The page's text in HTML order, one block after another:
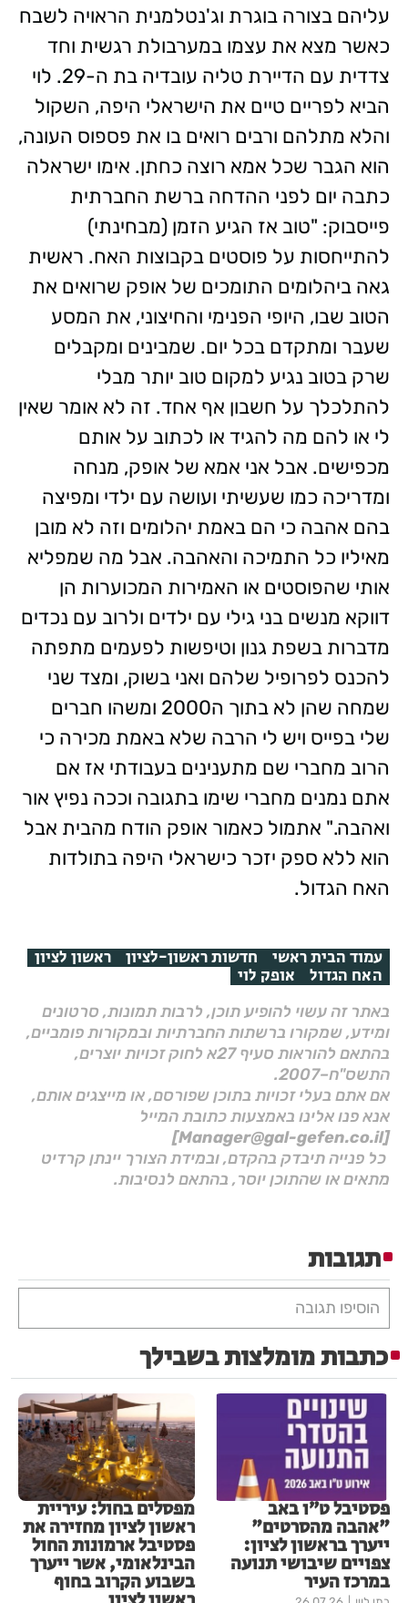
עליהם בצורה בוגרת וג'נטלמנית הראויה לשבח
כאשר מצא את עצמו במערבולת רגשית וחד
צדדית עם הדיירת טליה עובדיה בת ה-29. לוי
הביא לפריים טיים את הישראלי היפה, השקול
והלא מתלהם ורבים רואים בו את פספוס העונה,
הוא הגבר שכל אמא רוצה כחתן. אימו ישראלה
כתבה יום לפני ההדחה ברשת החברתית
פייסבוק: "טוב אז הגיע הזמן (מבחינתי)
להתייחסות על פוסטים בקבוצות האח. ראשית
גאה ביהלומים התומכים של אופק שרואים את
הטוב שבו, היופי הפנימי והחיצוני, את המסע
שעבר ומתקדם בכל יום. שמבינים ומקבלים
שרק בטוב נגיע למקום טוב יותר מבלי
להתלכלך על חשבון אף אחד. זה לא אומר שאין
לי או להם מה להגיד או לכתוב על אותם
מכפישים. אבל אני אמא של אופק, מנחה
ומדריכה כמו שעשיתי ועושה עם ילדי ומפיצה
בהם אהבה כי הם באמת יהלומים וזה לא מובן
מאיליו כל התמיכה והאהבה. אבל מה שמפליא
אותי שהפוסטים או האמירות המכוערות הן
דווקא מנשים בני גילי עם ילדים ולרוב עם נכדים
מדברות בשפת גנון וטיפשות לפעמים מתפתה
להכנס לפרופיל שלהם ואני בשוק, ומצד שני
שמחה שהן לא בתוך ה2000 ומשהו חברים
שלי בפייס ויש לי הרבה שלא באמת מכירה כי
הרוב מחברי שם מתענינים בעבודתי אז אם
אתם נמנים מחברי שימו בתגובה וככה נפיץ אור
ואהבה." אתמול כאמור אופק הודח מהבית אבל
הוא ללא ספק יזכר כישראלי היפה בתולדות
האח הגדול.
עמוד הבית ראשי חדשות ראשון-לציון ראשון לציון
האח הגדול אופק לוי
באתר זה עשוי להופיע תוכן, לרבות תמונות, סרטונים
ומידע, שמקורו ברשתות החברתיות ובמקורות פומביים,
בהתאם להוראות סעיף 27א לחוק זכויות יוצרים,
התשס"ח–2007.
אם אתם בעלי זכויות בתוכן שפורסם, או מייצגים אותם,
אנא פנו אלינו באמצעות כתובת המייל
[Manager@gal-gefen.co.il]
כל פנייה תיבדק בהקדם, ובמידת הצורך יינתן קרדיט
מתאים או שהתוכן יוסר, בהתאם לנסיבות.
תגובות
הוסיפו תגובה
כתבות מומלצות בשבילך
פסטיבל ט״ו באב
"אהבה מהסרטים"
ייערך בראשון לציון:
צפויים שיבושי תנועה
במרכז העיר
מפסלים בחול: עיריית
ראשון לציון מחזירה את
פסטיבל ארמונות החול
הבינלאומי, אשר ייערך
בשבוע הקרוב בחוף